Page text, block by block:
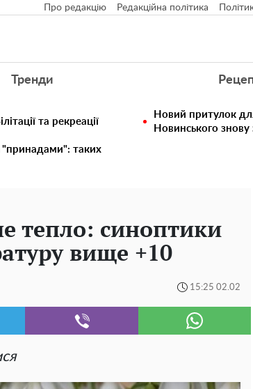
Про редакцію Редакційна політика
Тренди
та рекреації
Новий притулок
Новинського
"принадами": таких
тепло: синоптики
вище +10
15:25 02.02